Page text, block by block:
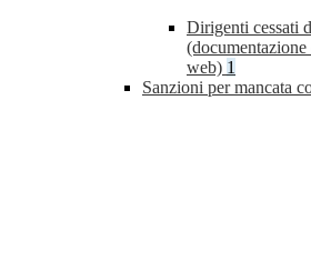
Dirigenti cessati
web) 1
Sanzioni per mancata